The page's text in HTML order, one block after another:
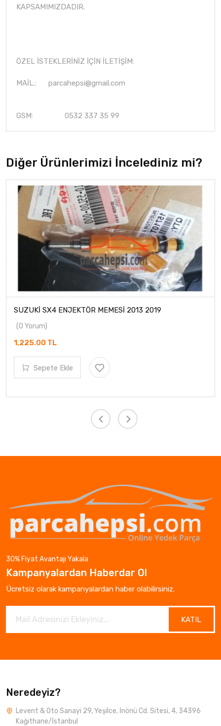
KAPSAMIMIZDADIR.
ÖZEL İSTEKLERİNİZ İÇİN İLETİŞİM:
MAİL.: parcahepsi@gmail.com
GSM: 0532 337 35 99
Diğer Ürünlerimizi İncelediniz mi?
SUZUKİ SX4 ENJEKTÖR MEMESİ 2013 2019
(0 Yorum)
1,225.00 TL
Sepete Ekle
30% Fiyat Avantajı Yakala
Kampanyalardan Haberdar Ol
Ücretsiz olarak kampanyalardan haber olabilirsiniz.
KATIL
Neredeyiz?
Levent & Oto Sanayi 29, Yeşilce, İnönü Cd. Sitesi, 4, 34396
Kağıthane/İstanbul